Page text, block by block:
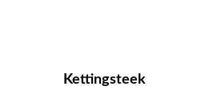
Kettingsteek